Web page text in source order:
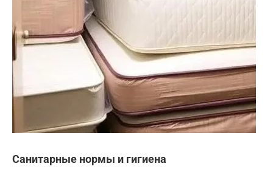
Санитарные нормы и гигиена